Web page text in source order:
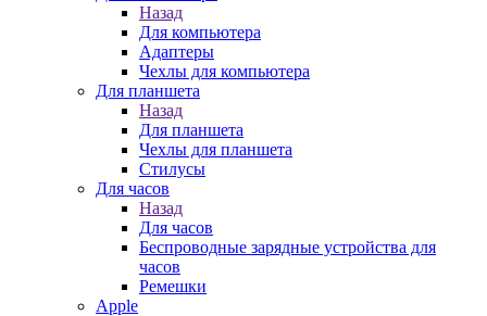
Назад
Для компьютера
Адаптеры
Чехлы для компьютера
Для планшета
Назад
Для планшета
Чехлы для планшета
Стилусы
Для часов
Назад
Для часов
Беспроводные зарядные устройства для
часов
Ремешки
Apple